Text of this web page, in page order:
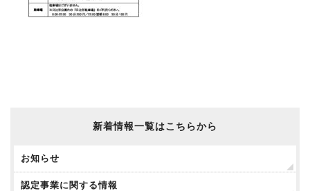
新着情報一覧はこちらから
お知らせ
認定事業に関する情報